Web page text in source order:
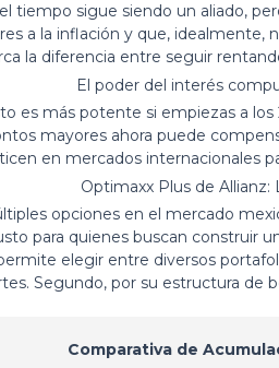
tiempo sigue siendo un aliado,
a la inflación y que, idealmente,
la diferencia entre seguir
El poder del interés
es más potente si empiezas a
mayores ahora puede
en mercados internacionales
Optimaxx Plus de
opciones en el mercado
para quienes buscan construir
elegir entre diversos
Segundo, por su estructura de
Comparativa de